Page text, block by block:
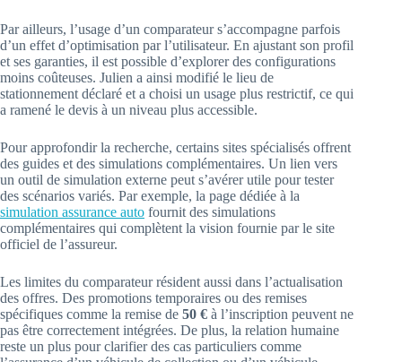
Par ailleurs, l’usage d’un comparateur s’accompagne parfois
d’un effet d’optimisation par l’utilisateur. En ajustant son profil
et ses garanties, il est possible d’explorer des configurations
moins coûteuses. Julien a ainsi modifié le lieu de
stationnement déclaré et a choisi un usage plus restrictif, ce qui
a ramené le devis à un niveau plus accessible.
Pour approfondir la recherche, certains sites spécialisés offrent
des guides et des simulations complémentaires. Un lien vers
un outil de simulation externe peut s’avérer utile pour tester
des scénarios variés. Par exemple, la page dédiée à la
simulation assurance auto fournit des simulations
complémentaires qui complètent la vision fournie par le site
officiel de l’assureur.
Les limites du comparateur résident aussi dans l’actualisation
des offres. Des promotions temporaires ou des remises
spécifiques comme la remise de 50 € à l’inscription peuvent ne
pas être correctement intégrées. De plus, la relation humaine
reste un plus pour clarifier des cas particuliers comme